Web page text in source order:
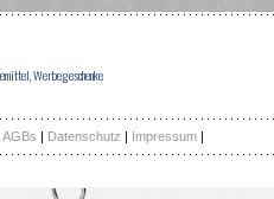
Werbegeschenke
AGBs | Datenschutz | Impressum |